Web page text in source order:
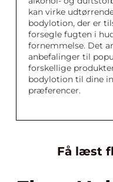
kan virke
bodylotion, der er
forsegle fugten i
fornemmelse. Det
anbefalinger til
forskellige
bodylotion til dine
præferencer.
Få læst